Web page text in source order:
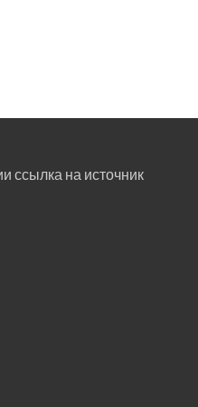
ссылка на источник